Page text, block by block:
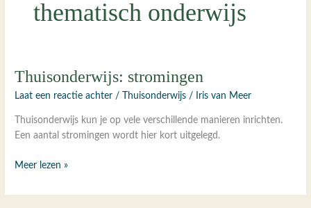
thematisch onderwijs
Thuisonderwijs: stromingen
Laat een reactie achter / Thuisonderwijs / Iris van Meer
Thuisonderwijs kun je op vele verschillende manieren inrichten.
Een aantal stromingen wordt hier kort uitgelegd.
Thuisonderwijs:
Meer lezen »